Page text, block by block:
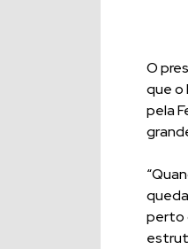
O
que o
pela
perto